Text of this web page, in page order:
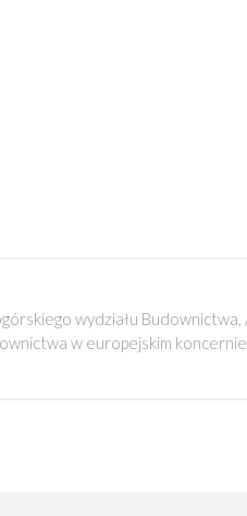
wydziału
w europejskim